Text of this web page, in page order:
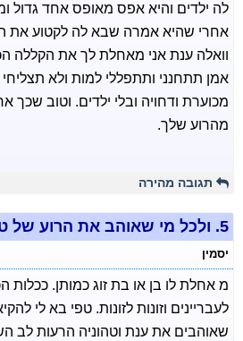
לה ילדים והיא אפס מאופס אחד גדול
אחרי שהיא אמרה שבא לה לקטוע את
וואלה ענת אני מאחלת לך את הקללה
אמן תתחנני ותתפללי למות ולא
מכוערת ודחויה ובלי ילדים. וטוב שכך
מהרוע שלך.
תגובה מהירה
5. ולכל מי שאוהב את הרוע של
יסמין
מ אחלת לו בן או בת זוג כמותן. ככלות
לעבריינים וזונות לזונות. טפי בא לי
שאוהבים את ענת וטהוניה הרעות לב